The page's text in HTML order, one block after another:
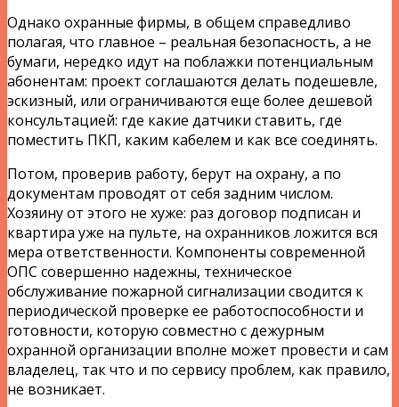
Однако охранные фирмы, в общем справедливо
полагая, что главное – реальная безопасность, а не
бумаги, нередко идут на поблажки потенциальным
абонентам: проект соглашаются делать подешевле,
эскизный, или ограничиваются еще более дешевой
консультацией: где какие датчики ставить, где
поместить ПКП, каким кабелем и как все соединять.
Потом, проверив работу, берут на охрану, а по
документам проводят от себя задним числом.
Хозяину от этого не хуже: раз договор подписан и
квартира уже на пульте, на охранников ложится вся
мера ответственности. Компоненты современной
ОПС совершенно надежны, техническое
обслуживание пожарной сигнализации сводится к
периодической проверке ее работоспособности и
готовности, которую совместно с дежурным
охранной организации вполне может провести и сам
владелец, так что и по сервису проблем, как правило,
не возникает.